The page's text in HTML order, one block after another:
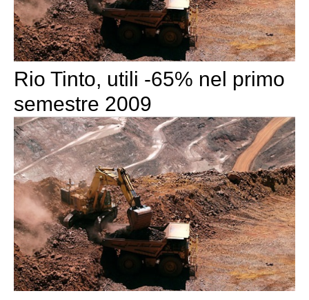
Rio Tinto, utili -65% nel primo
semestre 2009